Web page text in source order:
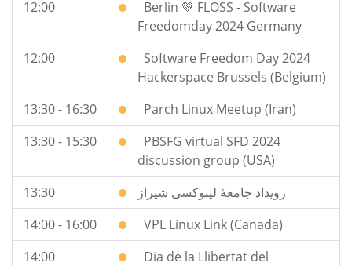
12:00
Berlin 💚 FLOSS - Software
Freedomday 2024 Germany
12:00
Software Freedom Day 2024
Hackerspace Brussels (Belgium)
13:30 - 16:30
Parch Linux Meetup (Iran)
13:30 - 15:30
PBSFG virtual SFD 2024
discussion group (USA)
13:30
رویداد جامعهٔ لینوکسی شیراز
14:00 - 16:00
VPL Linux Link (Canada)
14:00
Dia de la Llibertat del